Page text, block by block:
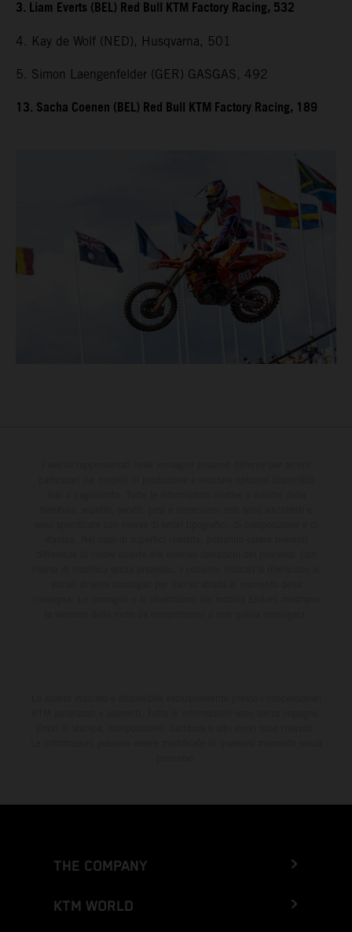
3. Liam Everts (BEL) Red Bull KTM Factory Racing, 532
4. Kay de Wolf (NED), Husqvarna, 501
5. Simon Laengenfelder (GER) GASGAS, 492
13. Sacha Coenen (BEL) Red Bull KTM Factory Racing, 189
THE COMPANY
KTM WORLD